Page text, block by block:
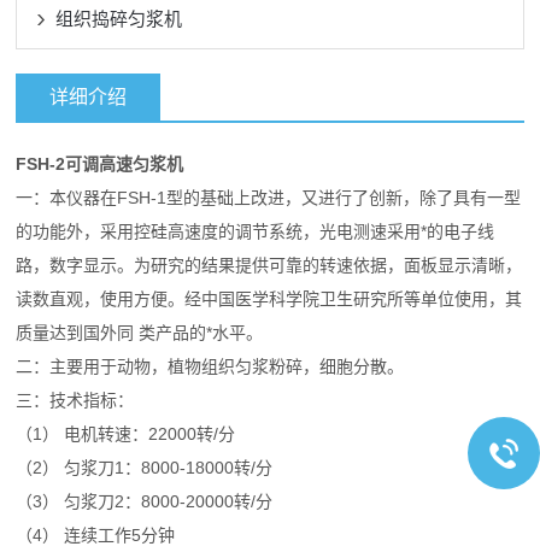
组织捣碎匀浆机
详细介绍
FSH-2可调高速匀浆机
一：本仪器在FSH-1型的基础上改进，又进行了创新，除了具有一型
的功能外，采用控硅高速度的调节系统，光电测速采用*的电子线
路，数字显示。为研究的结果提供可靠的转速依据，面板显示清晰，
读数直观，使用方便。经中国医学科学院卫生研究所等单位使用，其
质量达到国外同 类产品的*水平。
二：主要用于动物，植物组织匀浆粉碎，细胞分散。
三：技术指标：
（1） 电机转速：22000转/分
（2） 匀浆刀1：8000-18000转/分
（3） 匀浆刀2：8000-20000转/分
（4） 连续工作5分钟